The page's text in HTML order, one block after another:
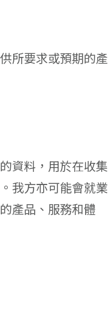
所要求或預期的產
資料，用於在收集
我方亦可能會就業
產品、服務和體